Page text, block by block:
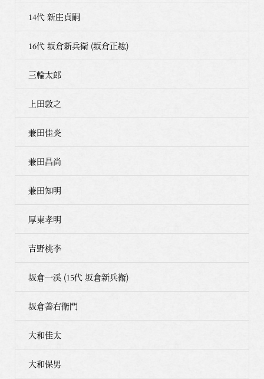
14代 新庄貞嗣
16代 坂倉新兵衛 (坂倉正紘)
三輪太郎
上田敦之
兼田佳炎
兼田昌尚
兼田知明
厚東孝明
吉野桃李
坂倉一渓 (15代 坂倉新兵衛)
坂倉善右衛門
大和佳太
大和保男